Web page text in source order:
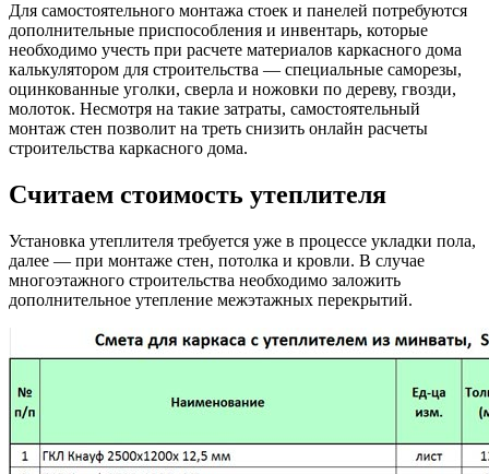
Для самостоятельного монтажа стоек и панелей потребуются
дополнительные приспособления и инвентарь, которые
необходимо учесть при расчете материалов каркасного дома
калькулятором для строительства — специальные саморезы,
оцинкованные уголки, сверла и ножовки по дереву, гвозди,
молоток. Несмотря на такие затраты, самостоятельный
монтаж стен позволит на треть снизить онлайн расчеты
строительства каркасного дома.
Считаем стоимость утеплителя
Установка утеплителя требуется уже в процессе укладки пола,
далее — при монтаже стен, потолка и кровли. В случае
многоэтажного строительства необходимо заложить
дополнительное утепление межэтажных перекрытий.